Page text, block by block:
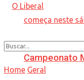
Campeonato
Home Geral